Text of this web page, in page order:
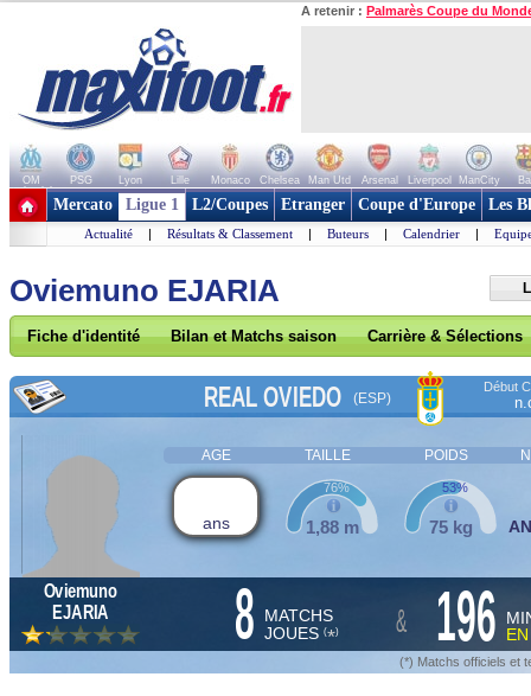
A retenir : Palmarès Coupe du
OM PSG Lyon Lille Monaco Chelsea Man Utd Arsenal Liverpool ManCity
+ de clubs
Mercato Ligue 1 L2/Coupes Etranger Coupe d'Europe Les
Actualité | Résultats & Classement | Buteurs | Calendrier |
Oviemuno EJARIA
Fiche d'identité Bilan et Matchs saison Carrière & Sélections
REAL OVIEDO (ESP)
Début
AGE TAILLE POIDS
ans 1,88 m
76%
75 kg
53%
Oviemuno
EJARIA
8 MATCHS
JOUES (*) & 196
(*) Matchs officiels et